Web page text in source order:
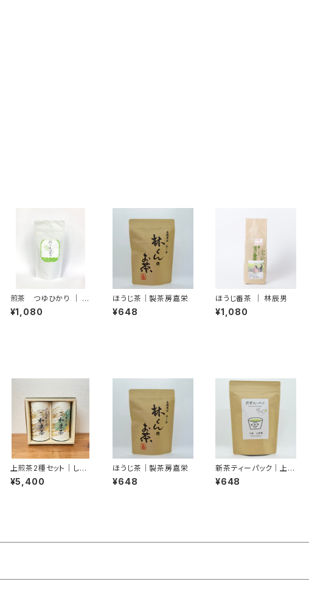
煎茶 つゆひかり ｜ 上
嶋爽禄園
¥1,080
ほうじ茶｜製茶房嘉栄
¥648
ほうじ番茶 ｜ 林辰男
¥1,080
上煎茶2種セット｜しら
す茶房
¥5,400
ほうじ茶｜製茶房嘉栄
¥648
新茶ティーパック｜上香
園
¥648